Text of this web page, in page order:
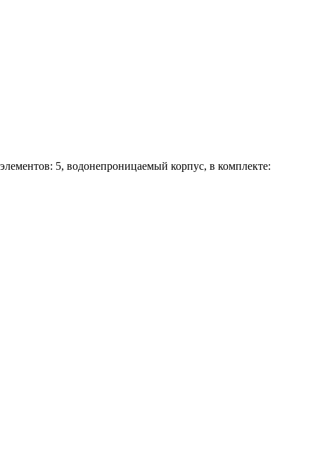
5, водонепроницаемый корпус, в комплекте: